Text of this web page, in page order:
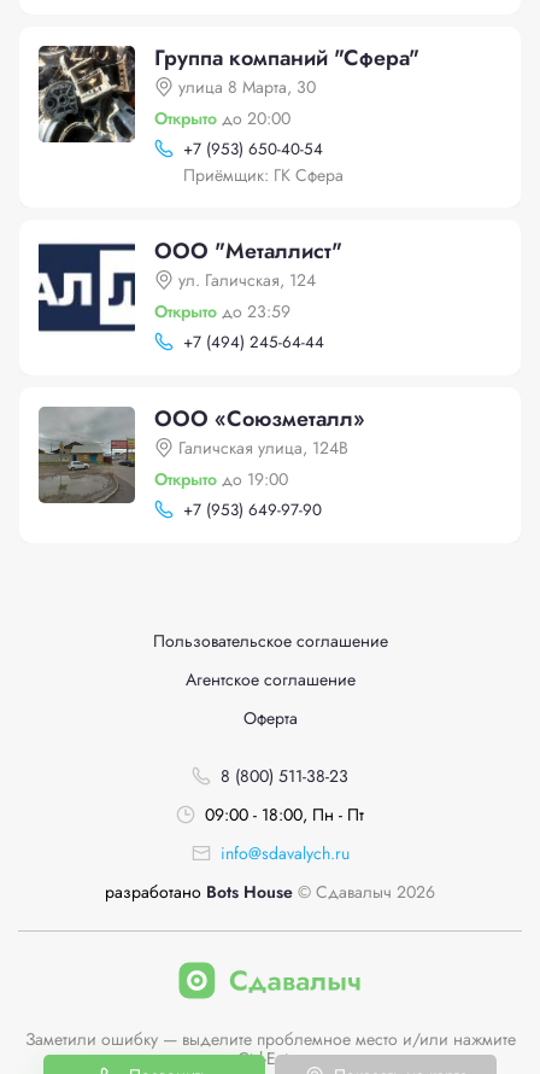
Группа компаний "Сфера"
улица 8 Марта, 30
Открыто до 20:00
+7 (953) 650-40-54
Приёмщик: ГК Сфера
ООО "Металлист"
ул. Галичская, 124
Открыто до 23:59
+7 (494) 245-64-44
ООО «Союзметалл»
Галичская улица, 124В
Открыто до 19:00
+7 (953) 649-97-90
Пользовательское соглашение
Агентское соглашение
Оферта
8 (800) 511-38-23
09:00 - 18:00, Пн - Пт
info@sdavalych.ru
разработано Bots House © Сдавалыч 2026
Заметили ошибку — выделите проблемное место и/или нажмите
Ctrl-Enter